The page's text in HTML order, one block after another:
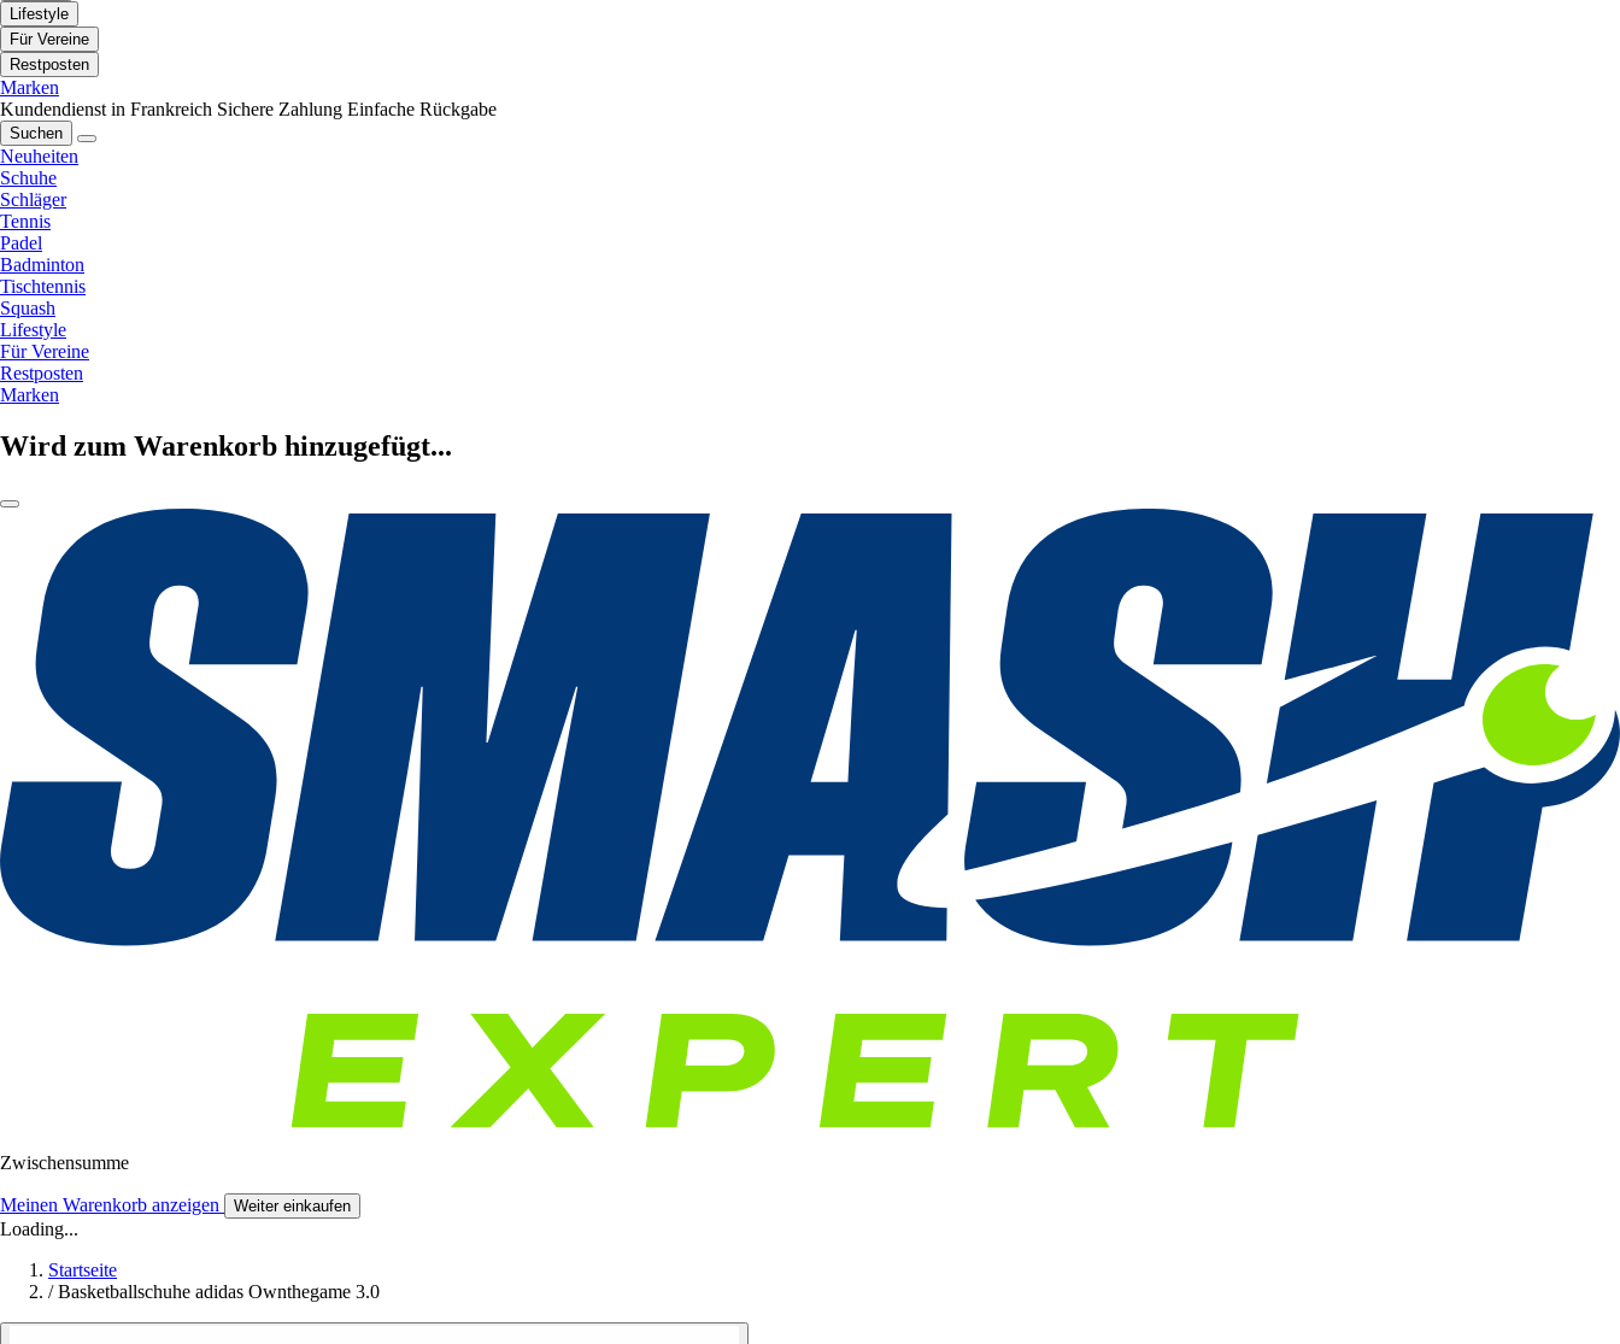
Lifestyle
Für Vereine
Restposten
Marken
Kundendienst in Frankreich Sichere Zahlung Einfache Rückgabe
Suchen
Neuheiten
Schuhe
Schläger
Tennis
Padel
Badminton
Tischtennis
Squash
Lifestyle
Für Vereine
Restposten
Marken
Wird zum Warenkorb hinzugefügt...
Zwischensumme
Meinen Warenkorb anzeigen Weiter einkaufen
Loading...
Startseite
/ Basketballschuhe adidas Ownthegame 3.0